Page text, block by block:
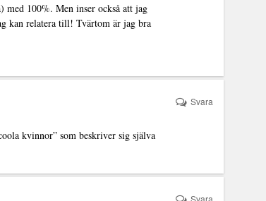
100%. Men inser också att jag
kan relatera till! Tvärtom är jag bra
kvinnor” som beskriver sig själva
Svara
Svara